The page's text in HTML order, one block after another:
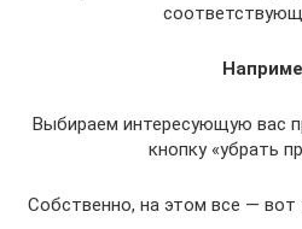
Выбираем интересующую вас
кнопку «убрать
Собственно, на этом все — вот